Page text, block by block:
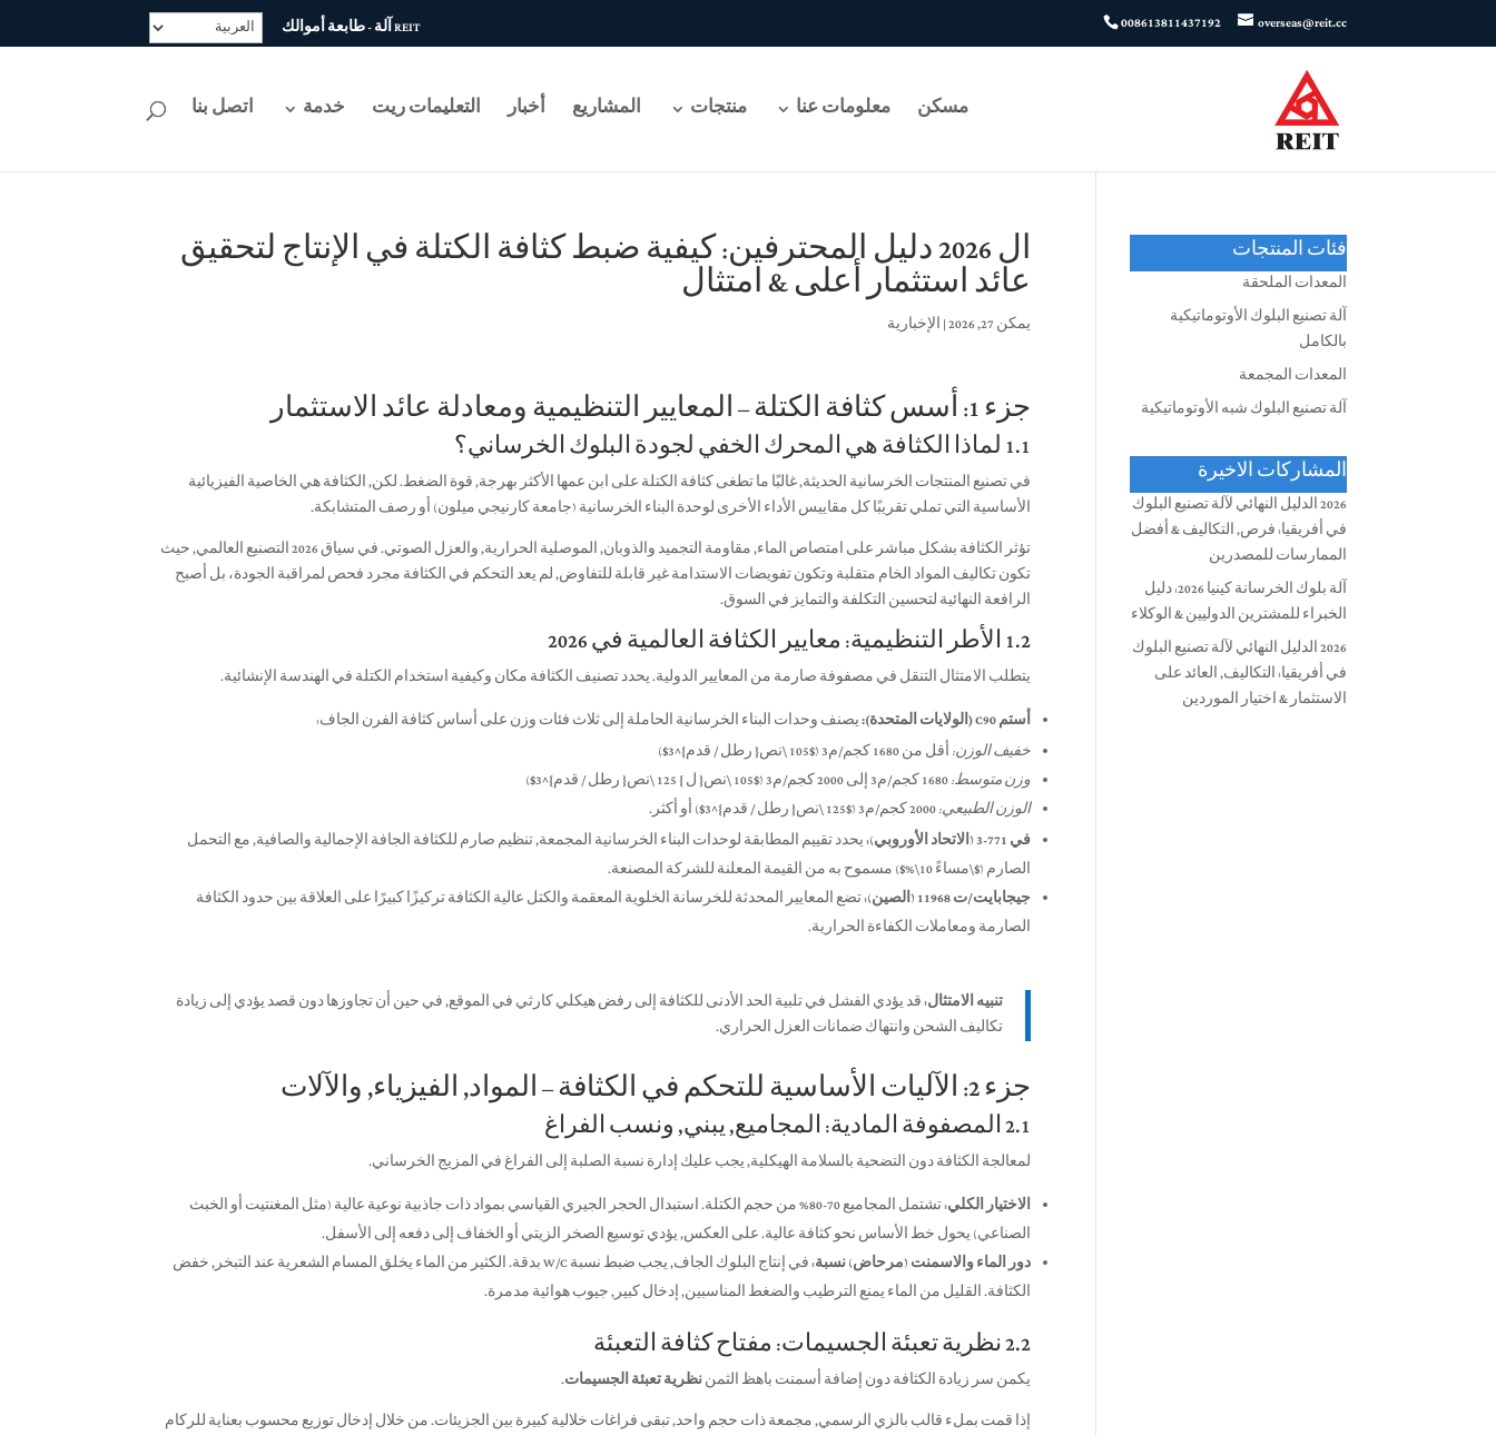
008613811437192 overseas@reit.cc REIT آلة - طابعة أموالك
مسكن معلومات عنا منتجات المشاريع أخبار التعليمات ريت خدمة اتصل بنا
ال 2026 دليل المحترفين: كيفية ضبط كثافة الكتلة في الإنتاج لتحقيق
عائد استثمار أعلى & امتثال
يمكن 27, 2026 | الإخبارية
جزء 1: أسس كثافة الكتلة – المعايير التنظيمية ومعادلة عائد الاستثمار
1.1 لماذا الكثافة هي المحرك الخفي لجودة البلوك الخرساني؟
في تصنيع المنتجات الخرسانية الحديثة, غالبًا ما تطغى كثافة الكتلة على ابن عمها الأكثر بهرجة, قوة الضغط. لكن, الكثافة هي الخاصية الفيزيائية
الأساسية التي تملي تقريبًا كل مقاييس الأداء الأخرى لوحدة البناء الخرسانية (جامعة كارنيجي ميلون) أو رصف المتشابكة.
تؤثر الكثافة بشكل مباشر على امتصاص الماء, مقاومة التجميد والذوبان, الموصلية الحرارية, والعزل الصوتي. في سياق 2026 التصنيع العالمي, حيث
تكون تكاليف المواد الخام متقلبة وتكون تفويضات الاستدامة غير قابلة للتفاوض, لم يعد التحكم في الكثافة مجرد فحص لمراقبة الجودة، بل أصبح
الرافعة النهائية لتحسين التكلفة والتمايز في السوق.
1.2 الأطر التنظيمية: معايير الكثافة العالمية في 2026
يتطلب الامتثال التنقل في مصفوفة صارمة من المعايير الدولية. يحدد تصنيف الكثافة مكان وكيفية استخدام الكتلة في الهندسة الإنشائية.
أستم C90 (الولايات المتحدة):
يصنف وحدات البناء الخرسانية الحاملة إلى ثلاث فئات وزن على أساس كثافة الفرن الجاف:
خفيف الوزن: أقل من 1680 كجم/م3 ( $105 \نص{ رطل / قدم}^3$
)
وزن متوسط:
$105 \نص{ ل } 125 \نص{ رطل / قدم}^3$
)
الوزن الطبيعي:
$125 \نص{ رطل / قدم}^3$
) أو أكثر.
في 771-3 (الاتحاد الأوروبي):
يحدد تقييم المطابقة لوحدات البناء الخرسانية المجمعة, تنظيم صارم للكثافة الجافة الإجمالية والصافية, مع التحمل
الصارم ($\مساءً 10\%$
) مسموح به من القيمة المعلنة للشركة المصنعة.
جيجابايت/ت 11968 (الصين):
تضع المعايير المحدثة للخرسانة الخلوية المعقمة والكتل عالية الكثافة تركيزًا كبيرًا على العلاقة بين حدود الكثافة
الصارمة ومعاملات الكفاءة الحرارية.
تنبيه الامتثال: قد يؤدي الفشل في تلبية الحد الأدنى للكثافة إلى رفض هيكلي كارثي في ​​الموقع, في حين أن تجاوزها دون قصد يؤدي إلى زيادة
تكاليف الشحن وانتهاك ضمانات العزل الحراري.
جزء 2: الآليات الأساسية للتحكم في الكثافة – المواد, الفيزياء, والآلات
2.1 المصفوفة المادية: المجاميع, يبني, ونسب الفراغ
لمعالجة الكثافة دون التضحية بالسلامة الهيكلية, يجب عليك إدارة نسبة الصلبة إلى الفراغ في المزيج الخرساني.
الاختيار الكلي:
تشتمل المجاميع 70-80% من حجم الكتلة. استبدال الحجر الجيري القياسي بمواد ذات جاذبية نوعية عالية (مثل المغنتيت أو الخبث
الصناعي) يحول خط الأساس نحو كثافة عالية. على العكس, يؤدي توسيع الصخر الزيتي أو الخفاف إلى دفعه إلى الأسفل.
دور الماء والاسمنت (مرحاض) نسبة:
في إنتاج البلوك الجاف, يجب ضبط نسبة W/C بدقة. الكثير من الماء يخلق المسام الشعرية عند التبخر, خفض
الكثافة. القليل من الماء يمنع الترطيب والضغط المناسبين, إدخال كبير, جيوب هوائية مدمرة.
2.2 نظرية تعبئة الجسيمات: مفتاح كثافة التعبئة
يكمن سر زيادة الكثافة دون إضافة أسمنت باهظ الثمننظرية تعبئة الجسيمات.
إذا قمت بملء قالب بالزي الرسمي, مجمعة ذات حجم واحد, تبقى فراغات خلالية كبيرة بين الجزيئات. من خلال إدخال توزيع محسوب بعناية للركام
فئات المنتجات
المعدات الملحقة
آلة تصنيع البلوك الأوتوماتيكية
بالكامل
المعدات المجمعة
آلة تصنيع البلوك شبه الأوتوماتيكية
المشاركات الاخيرة
2026 الدليل النهائي لآلة تصنيع البلوك
في أفريقيا: فرص, التكاليف & أفضل
الممارسات للمصدرين
آلة بلوك الخرسانة كينيا 2026: دليل
الخبراء للمشترين الدوليين & الوكلاء
2026 الدليل النهائي لآلة تصنيع البلوك
في أفريقيا: التكاليف, العائد على
الاستثمار & اختيار الموردين